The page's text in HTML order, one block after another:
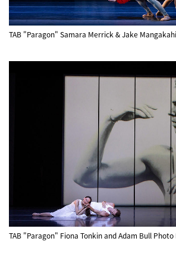
TAB "Paragon" Samara Merrick & Jake
TAB "Paragon" Fiona Tonkin and Adam Bull Photo